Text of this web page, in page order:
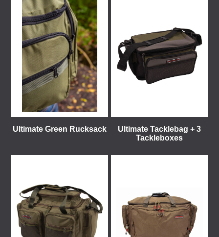
Ultimate Green Rucksack
Ultimate Tacklebag + 3
Tackleboxes